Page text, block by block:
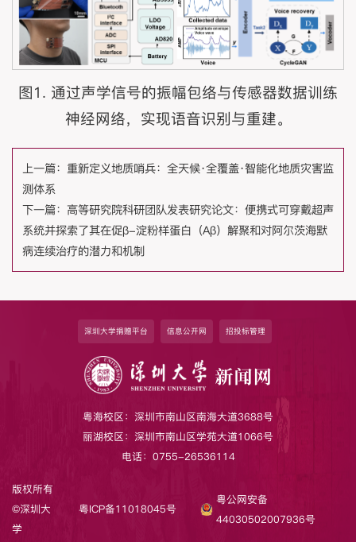
图1. 通过声学信号的振幅包络与传感器数据训练
神经网络，实现语音识别与重建。
上一篇： 重新定义地质哨兵：全天候·全覆盖·智能化地质灾害监
测体系
下一篇： 高等研究院科研团队发表研究论文：便携式可穿戴超声
系统并探索了其在促β-淀粉样蛋白（Aβ）解聚和对阿尔茨海默
病连续治疗的潜力和机制
粤海校区：深圳市南山区南海大道3688号
丽湖校区：深圳市南山区学苑大道1066号
电话：0755-26536114
版权所有
©深圳大
学
粤ICP备11018045号
粤公网安备
44030502007936号
深圳大学捐赠平台 信息公开网 招投标管理